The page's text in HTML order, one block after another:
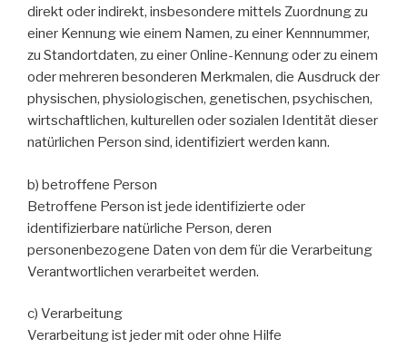
direkt oder indirekt, insbesondere mittels Zuordnung zu
einer Kennung wie einem Namen, zu einer Kennnummer,
zu Standortdaten, zu einer Online-Kennung oder zu einem
oder mehreren besonderen Merkmalen, die Ausdruck der
physischen, physiologischen, genetischen, psychischen,
wirtschaftlichen, kulturellen oder sozialen Identität dieser
natürlichen Person sind, identifiziert werden kann.
b) betroffene Person
Betroffene Person ist jede identifizierte oder
identifizierbare natürliche Person, deren
personenbezogene Daten von dem für die Verarbeitung
Verantwortlichen verarbeitet werden.
c) Verarbeitung
Verarbeitung ist jeder mit oder ohne Hilfe